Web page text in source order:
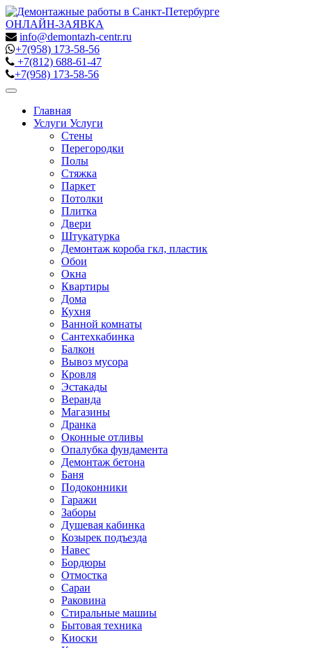
ОНЛАЙН-ЗАЯВКА
info@demontazh-centr.ru
+7(958) 173-58-56
+7(812) 688-61-47
+7(958) 173-58-56
Toggle
navigationГлавная
Услуги Услуги
Стены
Перегородки
Полы
Стяжка
Паркет
Потолки
Плитка
Двери
Штукатурка
Демонтаж короба гкл, пластик
Обои
Окна
Квартиры
Дома
Кухня
Ванной комнаты
Сантехкабинка
Балкон
Вывоз мусора
Кровля
Эстакады
Веранда
Магазины
Дранка
Оконные отливы
Опалубка фундамента
Демонтаж бетона
Баня
Подоконники
Гаражи
Заборы
Душевая кабинка
Козырек подъезда
Навес
Бордюры
Отмостка
Сараи
Раковина
Стиральные машиы
Бытовая техника
Киоски